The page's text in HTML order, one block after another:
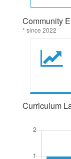
Community
* since 2022
Curriculum